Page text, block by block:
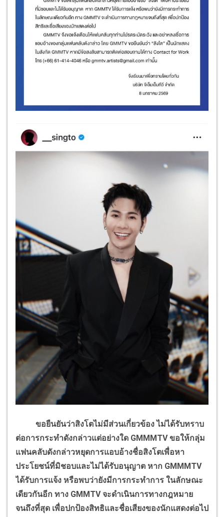
ขอยืนยันว่าสิงโตไม่มีส่วนเกี่ยวข้อง ไม่ได้รับทราบ
ต่อการกระทำดังกล่าวแต่อย่างใด GMMMTV ขอให้กลุ่ม
แฟนคลับดังกล่าวหยุดการแอบอ้างชื่อสิงโตเพื่อหา
ประโยชน์ที่มิชอบและไม่ได้รับอนุญาต หาก GMMMTV
ได้รับการแจ้ง หรือพบว่ายังมีการกระทำการ ในลักษณะ
เดียวกันอีก ทาง GMMTV จะดำเนินการทางกฎหมาย
จนถึงที่สุด เพื่อปกป้องสิทธิและชื่อเสียงของนักแสดงต่อไป